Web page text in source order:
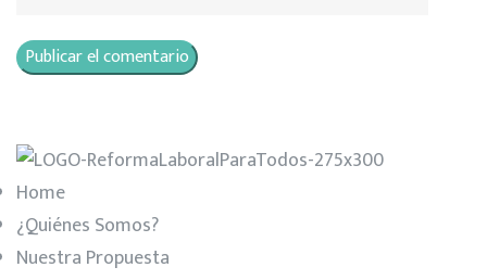
Home
¿Quiénes Somos?
Nuestra Propuesta